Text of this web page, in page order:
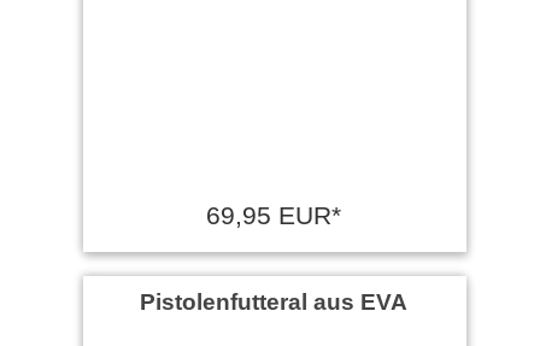
69,95 EUR*
Pistolenfutteral aus EVA